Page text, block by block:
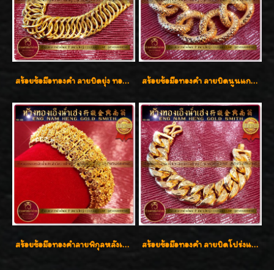
สร้อยข้อมือทองคำ ลายบิดยุ่ง ทองคำ 96.5% น้ำหนัก 3 บาท สวยน่าสะสมค่ะ สร้อยข้อมือทองคำ ลายบิดนูนแกะลาย ทองคำ 96.5% น้ำหนัก 5 บาท สวยค่ะ
สร้อยข้อมือทองคำลายพิกุลหลังเต่า น้ำหนัก 86.6g ( 5.71 บาท ) หน้ากว้าง 20 มิล สร้อยข้อมือทองคำ ลายบิดโปร่งแกะลาย ทองคำ 96.5% น้ำหนัก 5 บาท สวยค่ะ